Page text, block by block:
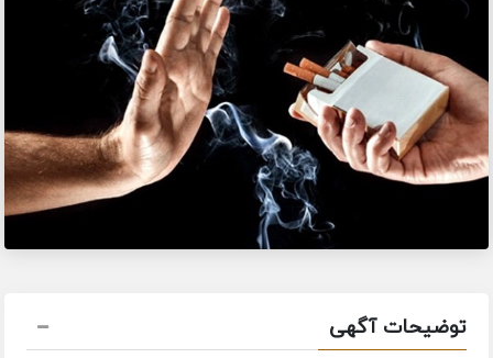
توضیحات آگهی